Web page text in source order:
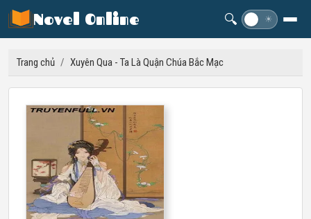
Novel Online 🔍 ☀
Trang chủ / Xuyên Qua - Ta Là Quận Chúa Bắc Mạc